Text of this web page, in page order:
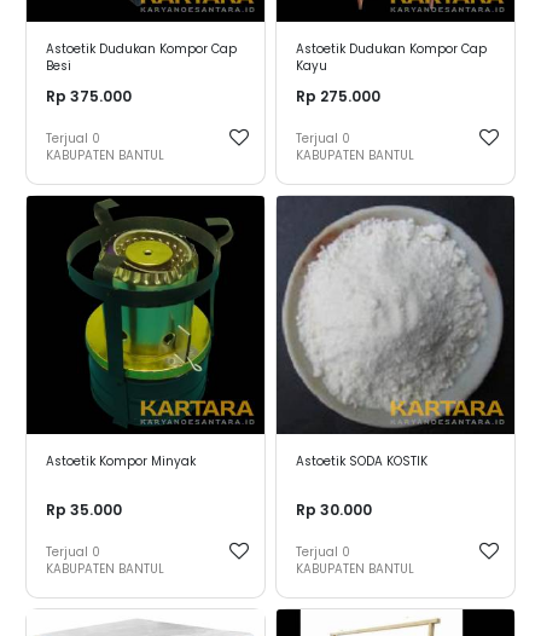
Astoetik Dudukan Kompor Cap
Besi
Rp 375.000
Terjual 0
KABUPATEN BANTUL
Astoetik Dudukan Kompor Cap
Kayu
Rp 275.000
Terjual 0
KABUPATEN BANTUL
Astoetik Kompor Minyak
Rp 35.000
Terjual 0
KABUPATEN BANTUL
Astoetik SODA KOSTIK
Rp 30.000
Terjual 0
KABUPATEN BANTUL